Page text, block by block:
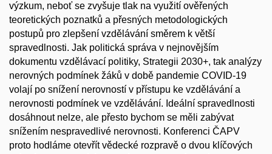
výzkum, neboť se zvyšuje tlak na využití ověřených
teoretických poznatků a přesných metodologických
postupů pro zlepšení vzdělávání směrem k větší
spravedlnosti. Jak politická správa v nejnovějším
dokumentu vzdělávací politiky, Strategii 2030+, tak analýzy
nerovných podmínek žáků v době pandemie COVID-19
volají po snížení nerovností v přístupu ke vzdělávání a
nerovnosti podmínek ve vzdělávání. Ideální spravedlnosti
dosáhnout nelze, ale přesto bychom se měli zabývat
snížením nespravedlivé nerovnosti. Konferenci ČAPV
proto hodláme otevřít vědecké rozpravě o dvou klíčových